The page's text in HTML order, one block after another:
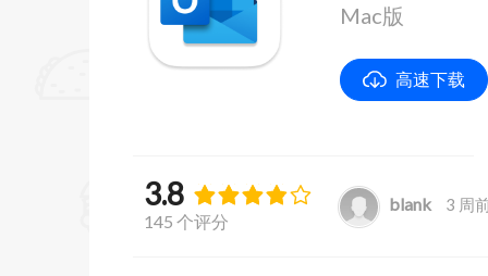
Mac版
高速下载
3.8
145 个评分
blank 3 周